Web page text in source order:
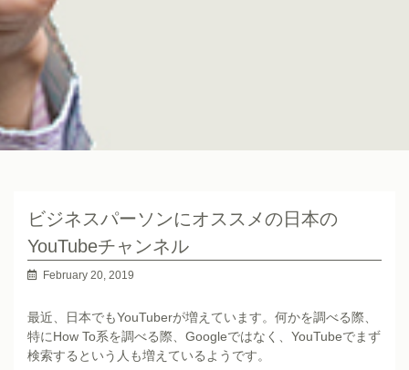
ビジネスパーソンにオススメの日本の
YouTubeチャンネル
February 20, 2019
最近、日本でもYouTuberが増えています。何かを調べる際、
特にHow To系を調べる際、Googleではなく、YouTubeでまず
検索するという人も増えているようです。